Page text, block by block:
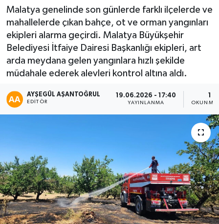
Malatya genelinde son günlerde farklı ilçelerde ve
mahallelerde çıkan bahçe, ot ve orman yangınları
ekipleri alarma geçirdi. Malatya Büyükşehir
Belediyesi İtfaiye Dairesi Başkanlığı ekipleri, art
arda meydana gelen yangınlara hızlı şekilde
müdahale ederek alevleri kontrol altına aldı.
AYŞEGÜL AŞANTOĞRUL
EDITÖR
19.06.2026 - 17:40
YAYINLANMA
1
OKUNMA